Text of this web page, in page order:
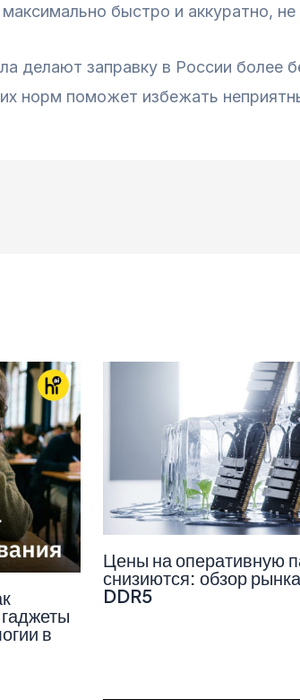
быстро и аккуратно,
делают заправку в России более
норм поможет избежать
в
Цены на оперативную
снизиются: обзор
DDR5